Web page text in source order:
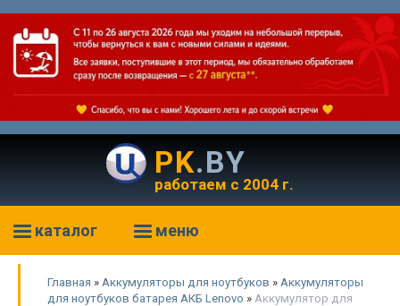
PK.BY
работаем с 2004 г.
каталог меню
Главная » Аккумуляторы для ноутбуков » Аккумуляторы
для ноутбуков батарея АКБ Lenovo » Аккумулятор для